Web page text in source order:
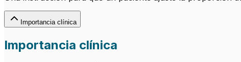
Importancia clínica
Importancia clínica